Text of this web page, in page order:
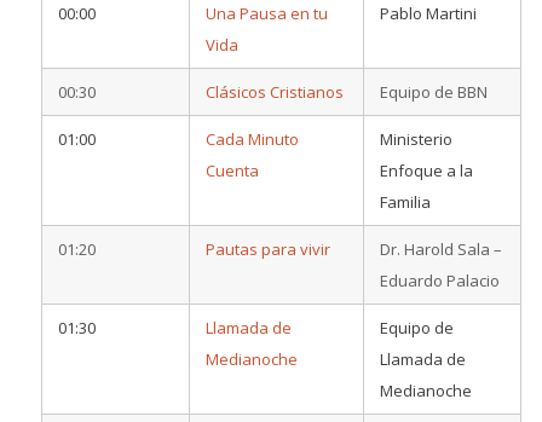
00:00
Una Pausa en tu
Vida
Pablo Martini
00:30 Clásicos Cristianos Equipo de BBN
01:00
Cada Minuto
Cuenta
Ministerio
Enfoque a la
Familia
01:20 Pautas para vivir
Dr. Harold Sala –
Eduardo Palacio
01:30
Llamada de
Medianoche
Equipo de
Llamada de
Medianoche